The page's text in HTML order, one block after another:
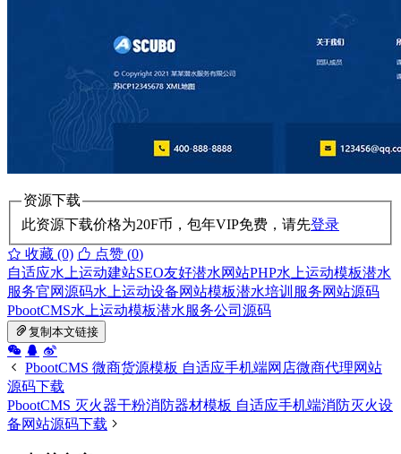
资源下载
此资源下载价格为20F币，包年VIP免费，请先登录
收藏 (0)
点赞 (0)
自适应水上运动建站SEO友好潜水网站PHP水上运动模板潜水
服务官网源码水上运动设备网站模板潜水培训服务网站源码
PbootCMS水上运动模板潜水服务公司源码
复制本文链接
PbootCMS 微商货源模板 自适应手机端网店微商代理网站
源码下载
PbootCMS 灭火器干粉消防器材模板 自适应手机端消防灭火设
备网站源码下载